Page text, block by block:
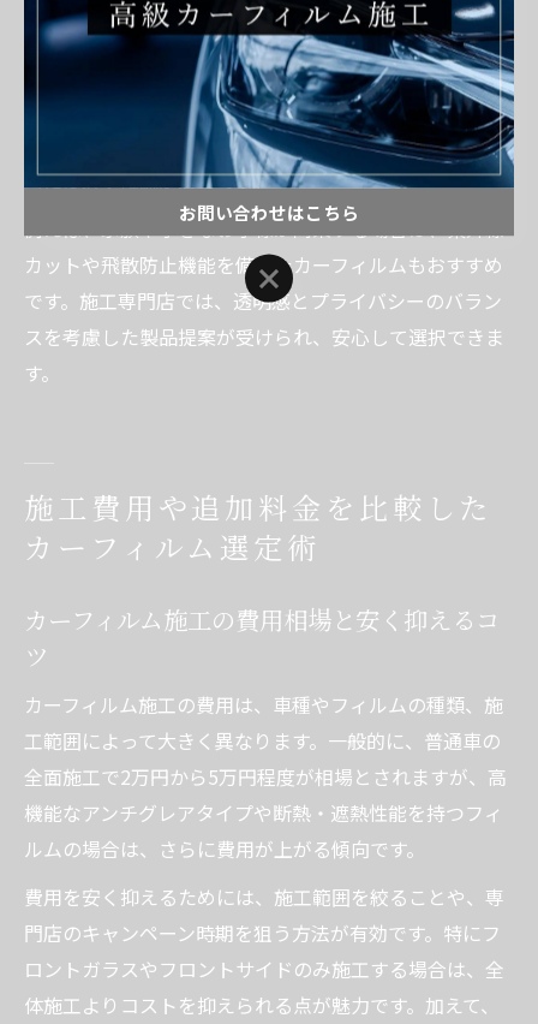
プライバシーを重視するあまり、極端に濃いスモークフ
ィルムを選ぶと、夜間や雨天時の視認性が下がり安全性
に影響します。神奈川県では法規制により可視光線透過
率70%以上が義務付けられている箇所もあるため、施工
時には必ず確認が必要です。
例えば、家族や小さなお子様が同乗する場合は、紫外線
カットや飛散防止機能を備えたカーフィルムもおすすめ
です。施工専門店では、透明感とプライバシーのバラン
スを考慮した製品提案が受けられ、安心して選択できま
す。
施工費用や追加料金を比較した
カーフィルム選定術
カーフィルム施工の費用相場と安く抑えるコ
ツ
カーフィルム施工の費用は、車種やフィルムの種類、施
工範囲によって大きく異なります。一般的に、普通車の
全面施工で2万円から5万円程度が相場とされますが、高
機能なアンチグレアタイプや断熱・遮熱性能を持つフィ
ルムの場合は、さらに費用が上がる傾向です。
費用を安く抑えるためには、施工範囲を絞ることや、専
門店のキャンペーン時期を狙う方法が有効です。特にフ
ロントガラスやフロントサイドのみ施工する場合は、全
体施工よりコストを抑えられる点が魅力です。加えて、
お問い合わせはこちら
お問い合わせはこちら